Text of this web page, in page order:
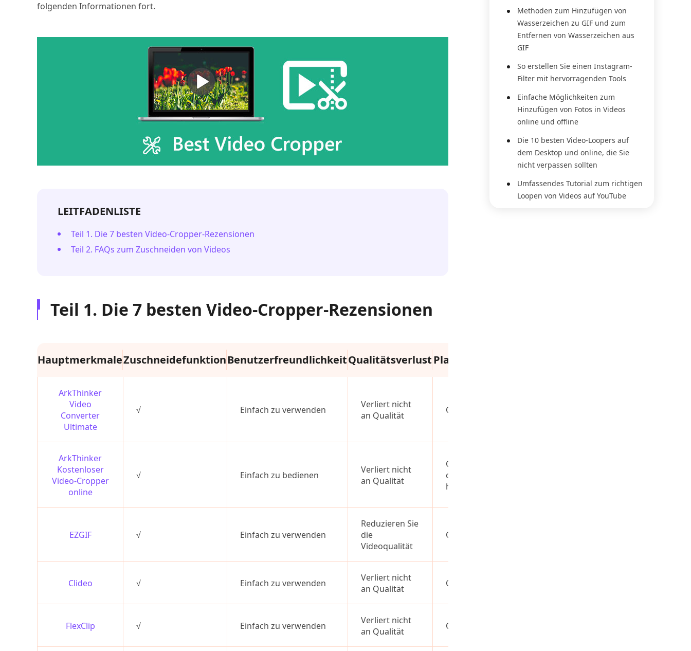
folgenden Informationen fort.
LEITFADENLISTE
Teil 1. Die 7 besten Video-Cropper-Rezensionen
Teil 2. FAQs zum Zuschneiden von Videos
Teil 1. Die 7 besten Video-Cropper-Rezensionen
HauptmerkmaleZuschneidefunktionBenutzerfreundlichkeitQualitätsverlustPlattform
ArkThinker
Video
Converter
Ultimate
√ Einfach zu verwenden
Verliert nicht
an Qualität
Offline
ArkThinker
Kostenloser
Video-Cropper
online
√ Einfach zu bedienen
Verliert nicht
an Qualität
Online
oder
höher
EZGIF √ Einfach zu verwenden
Reduzieren Sie
die
Videoqualität
Online
Clideo √ Einfach zu verwenden
Verliert nicht
an Qualität
Online
FlexClip √ Einfach zu verwenden
Verliert nicht
an Qualität
Online
Methoden zum Hinzufügen von
Wasserzeichen zu GIF und zum
Entfernen von Wasserzeichen aus
GIF
So erstellen Sie einen Instagram-
Filter mit hervorragenden Tools
Einfache Möglichkeiten zum
Hinzufügen von Fotos in Videos
online und offline
Die 10 besten Video-Loopers auf
dem Desktop und online, die Sie
nicht verpassen sollten
Umfassendes Tutorial zum richtigen
Loopen von Videos auf YouTube